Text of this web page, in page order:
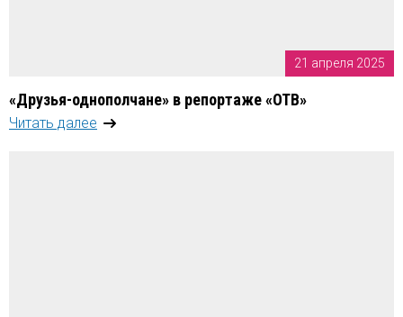
21 апреля 2025
«Друзья-однополчане» в репортаже «ОТВ»
Читать далее